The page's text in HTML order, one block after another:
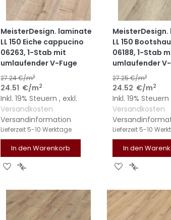
MeisterDesign. laminate
LL 150 Eiche cappucino
06263, 1-Stab mit
umlaufender V-Fuge
27.24€/m2
24.51 €/m2
Inkl. 19% Steuern,exkl.
Versandkosten
Versandinformation
Lieferzeit 5-10 Werktage
In den Warenkorb
ZUR
HINZUFÜGEN
ZUR
HINZUFÜGEN
LL 150
06188, 1-Stab
umlaufender
27.25€/m2
24.52 €/m2
Inkl. 19% Steuern
Versandkosten
Lieferzeit 5-10
In den
ZUR
HINZUFÜGEN
ZUR